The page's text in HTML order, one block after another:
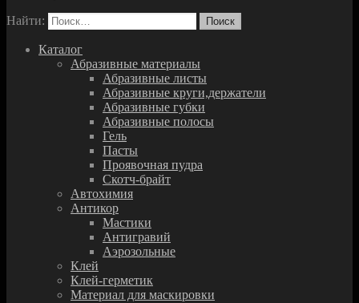
Найти:
Каталог
Абразивные материалы
Абразивные листы
Абразивные круги,держатели
Абразивные губки
Абразивные полосы
Гель
Пасты
Проявочная пудра
Скотч-брайт
Автохимия
Антикор
Мастики
Антигравий
Аэрозольные
Клей
Клей-герметик
Материал для маскировки